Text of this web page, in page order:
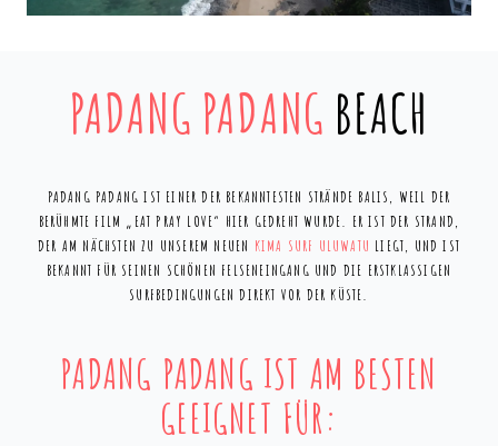
PADANG PADANG BEACH
PADANG PADANG IST EINER DER BEKANNTESTEN STRÄNDE BALIS, WEIL DER
BERÜHMTE FILM „EAT PRAY LOVE“ HIER GEDREHT WURDE. ER IST DER STRAND,
DER AM NÄCHSTEN ZU UNSEREM NEUEN KIMA SURF ULUWATU LIEGT, UND IST
BEKANNT FÜR SEINEN SCHÖNEN FELSENEINGANG UND DIE ERSTKLASSIGEN
SURFBEDINGUNGEN DIREKT VOR DER KÜSTE.
PADANG PADANG IST AM BESTEN
GEEIGNET FÜR: